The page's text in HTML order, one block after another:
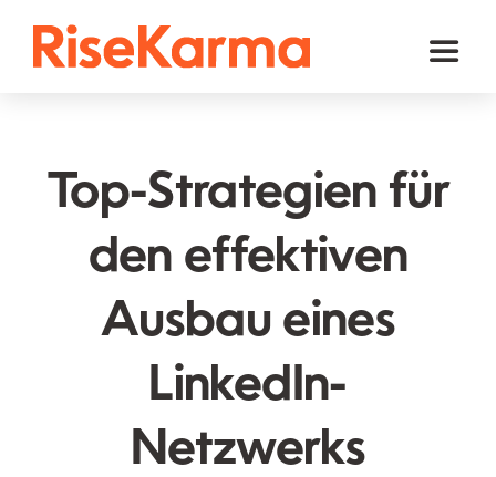
Toggle
TikTok
Facebook
Youtube
Twitter (𝕏)
Warenkorb
Top-Strategien für
den effektiven
Ausbau eines
LinkedIn-
Netzwerks